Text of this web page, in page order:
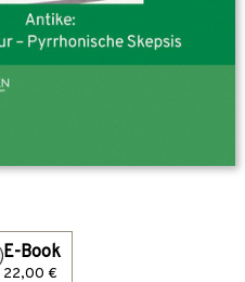
E-Book
22,00 €